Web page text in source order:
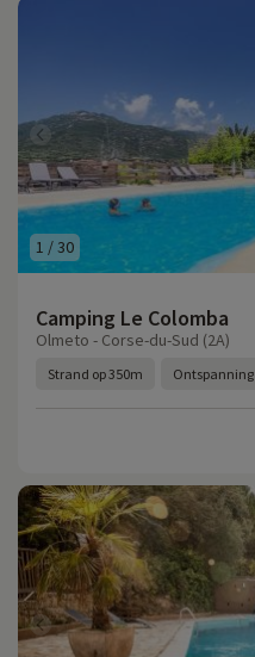
1 /30
Camping Le Colomba
Olmeto - Corse-du-Sud (2A)
Strand op 350m Ontspanning